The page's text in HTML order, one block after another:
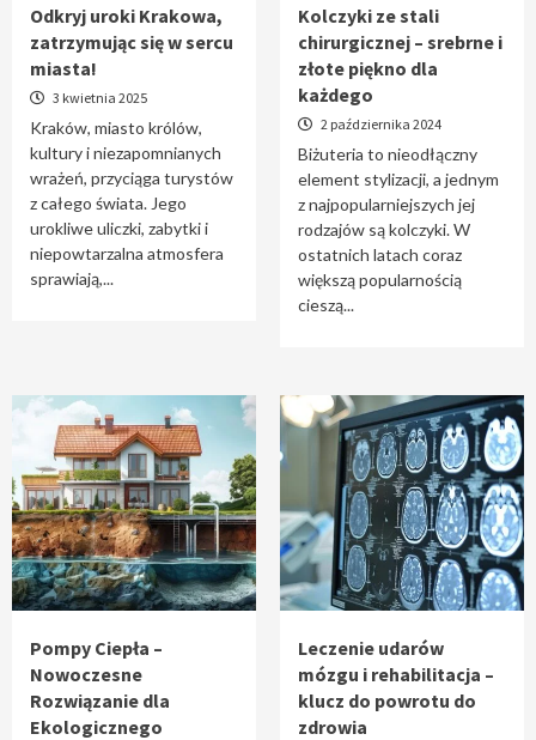
Odkryj uroki Krakowa,
zatrzymując się w sercu
miasta!
3 kwietnia 2025
Kraków, miasto królów,
kultury i niezapomnianych
wrażeń, przyciąga turystów
z całego świata. Jego
urokliwe uliczki, zabytki i
niepowtarzalna atmosfera
sprawiają,...
Kolczyki ze stali
chirurgicznej – srebrne i
złote piękno dla
każdego
2 października 2024
Biżuteria to nieodłączny
element stylizacji, a jednym
z najpopularniejszych jej
rodzajów są kolczyki. W
ostatnich latach coraz
większą popularnością
cieszą...
Pompy Ciepła –
Nowoczesne
Rozwiązanie dla
Ekologicznego
Leczenie udarów
mózgu i rehabilitacja –
klucz do powrotu do
zdrowia